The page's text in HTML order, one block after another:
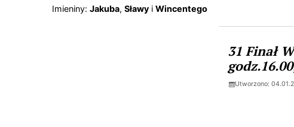
Imieniny
Imieniny: Jakuba, Sławy i Wincentego
31 Finał
Utworzono: